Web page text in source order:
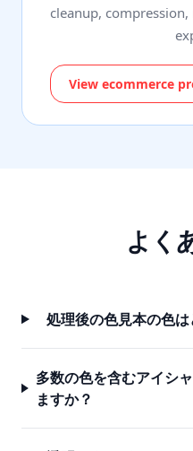
cleanup,
View ecommerce
よく
処理後の色見本の色
多数の色を含むアイシ
ますか？